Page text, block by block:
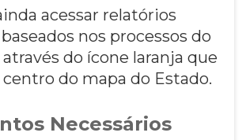
acessar relatórios
nos processos do
através do ícone laranja que
do mapa do Estado.
Necessários